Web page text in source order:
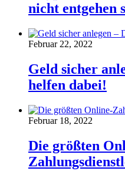
nicht entgehen
Februar 22, 2022
Geld sicher
helfen dabei!
Februar 18, 2022
Die größten